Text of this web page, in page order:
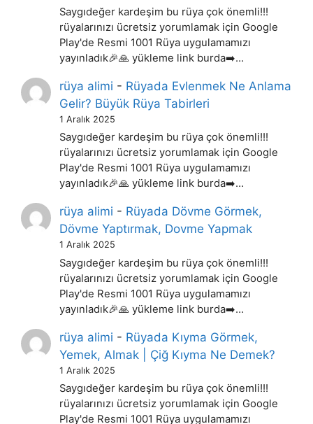
Saygıdeğer kardeşim bu rüya çok önemli!!!
rüyalarınızı ücretsiz yorumlamak için Google
Play'de Resmi 1001 Rüya uygulamamızı
yayınladık🎉🙏 yükleme link burda➡️…
rüya alimi - Rüyada Evlenmek Ne Anlama
Gelir? Büyük Rüya Tabirleri
1 Aralık 2025
Saygıdeğer kardeşim bu rüya çok önemli!!!
rüyalarınızı ücretsiz yorumlamak için Google
Play'de Resmi 1001 Rüya uygulamamızı
yayınladık🎉🙏 yükleme link burda➡️…
rüya alimi - Rüyada Dövme Görmek,
Dövme Yaptırmak, Dovme Yapmak
1 Aralık 2025
Saygıdeğer kardeşim bu rüya çok önemli!!!
rüyalarınızı ücretsiz yorumlamak için Google
Play'de Resmi 1001 Rüya uygulamamızı
yayınladık🎉🙏 yükleme link burda➡️…
rüya alimi - Rüyada Kıyma Görmek,
Yemek, Almak | Çiğ Kıyma Ne Demek?
1 Aralık 2025
Saygıdeğer kardeşim bu rüya çok önemli!!!
rüyalarınızı ücretsiz yorumlamak için Google
Play'de Resmi 1001 Rüya uygulamamızı